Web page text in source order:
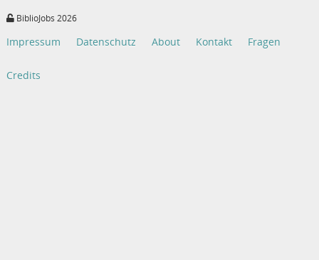
BiblioJobs 2026
Impressum Datenschutz About Kontakt Fragen
Credits